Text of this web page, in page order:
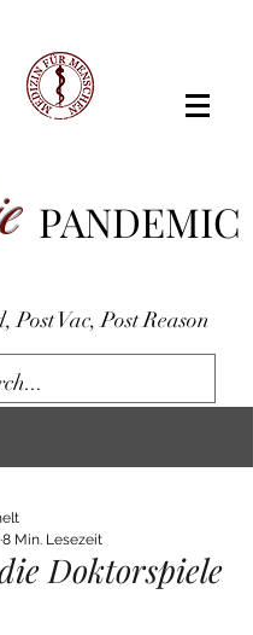
PANDEMIC
Post Vac, Post Reason
Doktorspiele
8 Min. Lesezeit